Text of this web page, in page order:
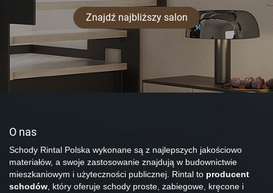
Znajdź najbliższy salon
O nas
Schody Rintal Polska wykonane są z najlepszych jakościowo
materiałów, a swoje zastosowanie znajdują w budownictwie
mieszkaniowym i użyteczności publicznej. Rintal to producent
schodów, który oferuje schody proste, zabiegowe, kręcone i